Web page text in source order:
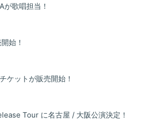
歌唱担当！
始！
ケットが販売開始！
Tour に名古屋 / 大阪公演決定！